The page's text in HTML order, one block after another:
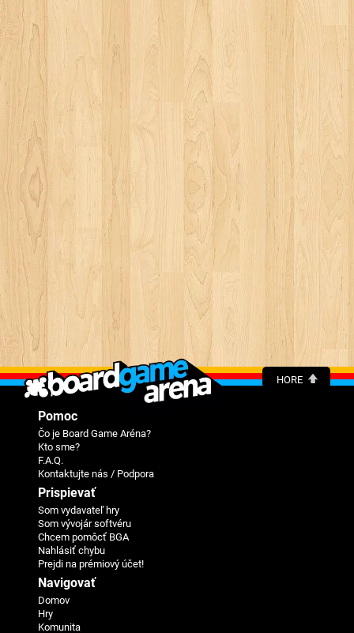
HORE
Pomoc
Čo je Board Game Aréna?
Kto sme?
F.A.Q.
Kontaktujte nás / Podpora
Prispievať
Som vydavateľ hry
Som vývojár softvéru
Chcem pomôcť BGA
Nahlásiť chybu
Prejdi na prémiový účet!
Navigovať
Domov
Hry
Komunita